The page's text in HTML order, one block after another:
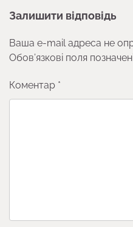
Залишити відповідь
Ваша e-mail адреса не
Обов’язкові поля
Коментар *